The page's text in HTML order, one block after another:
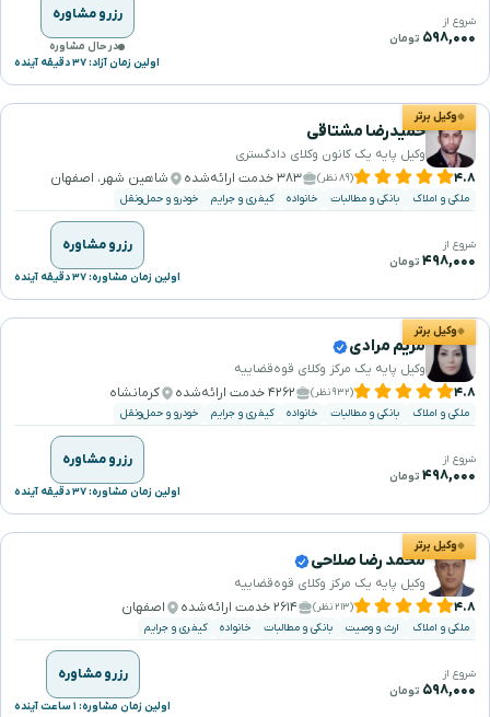
شروع از
۵۹۸,۰۰۰ تومان
رزرو مشاوره
در حال مشاوره
اولین زمان آزاد: ۳۷ دقیقه آینده
وکیل برتر
حمیدرضا مشتاقی
وکیل پایه یک کانون وکلای دادگستری
۴.۸ (۸۹ نظر) ۳۸۳ خدمت ارائه‌شده شاهین شهر، اصفهان
ملکی و املاک بانکی و مطالبات خانواده کیفری و جرایم خودرو و حمل‌ونقل
شروع از
۴۹۸,۰۰۰ تومان
رزرو مشاوره
اولین زمان مشاوره: ۳۷ دقیقه آینده
وکیل برتر
مریم مرادی
وکیل پایه یک مرکز وکلای قوه‌قضاییه
۴.۸ (۹۳۲ نظر) ۴۲۶۲ خدمت ارائه‌شده کرمانشاه
ملکی و املاک بانکی و مطالبات خانواده کیفری و جرایم خودرو و حمل‌ونقل
شروع از
۴۹۸,۰۰۰ تومان
رزرو مشاوره
اولین زمان مشاوره: ۳۷ دقیقه آینده
وکیل برتر
محمد رضا صلاحی
وکیل پایه یک مرکز وکلای قوه‌قضاییه
۴.۸ (۲۱۳ نظر) ۲۶۱۴ خدمت ارائه‌شده اصفهان
ملکی و املاک ارث و وصیت بانکی و مطالبات خانواده کیفری و جرایم
شروع از
۵۹۸,۰۰۰ تومان
رزرو مشاوره
اولین زمان مشاوره: ۱ ساعت آینده